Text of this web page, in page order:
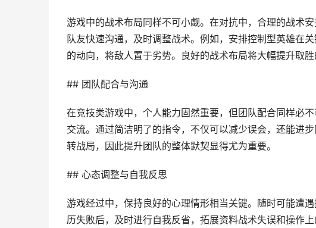
游戏中的战术布局同样不可小觑。在对抗中，合理的战术
队友快速沟通，及时调整战术。例如，安排控制型英雄在
的动向，将敌人置于劣势。良好的战术布局将大幅提升取胜
## 团队配合与沟通
在竞技类游戏中，个人能力固然重要，但团队配合同样必
交流。通过简洁明了的指令，不仅可以减少误会，还能进
转战局，因此提升团队的整体默契显得尤为重要。
## 心态调整与自我反思
游戏经过中，保持良好的心理情形相当关键。随时可能遭
历失败后，及时进行自我反省，拓展资料战术失误和操作